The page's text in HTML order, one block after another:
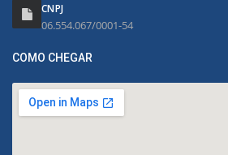
CNPJ
06.554.067/0001-54
COMO CHEGAR